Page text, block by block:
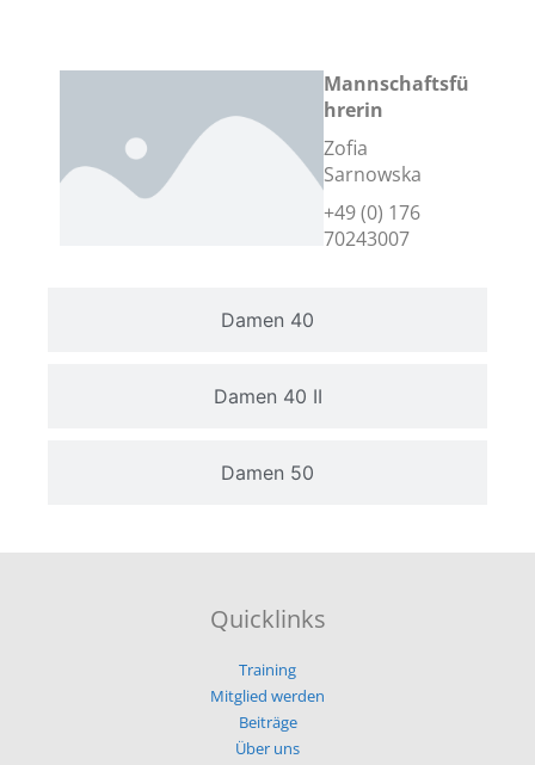
Damen 40
Damen 40 II
Damen 50
Mannschaftsfü
hrerin
Zofia
Sarnowska
+49 (0) 176
70243007
Quicklinks
Training
Mitglied werden
Beiträge
Über uns